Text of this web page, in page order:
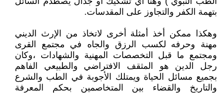
بتهمة الكفر والتجاوز على المقدسات.
وهكذا ممكن أخذ أمثلة أخرى لاتخاذ من الإرث الديني
مهنة وحرفه لكسب الرزق والجاه في مجتمع القرى
ومجتمع ما قبل التخصصات المهنية والشهادات ،وكان
رجل الدين هو المثقف الافتراضي والطبيعي الفاهم
بجميع مسائل الحياة ويمتلك الأجوبة في الطب والشرع
والتاريخ والقضاء بين المتخاصمين بحكم المعرفة